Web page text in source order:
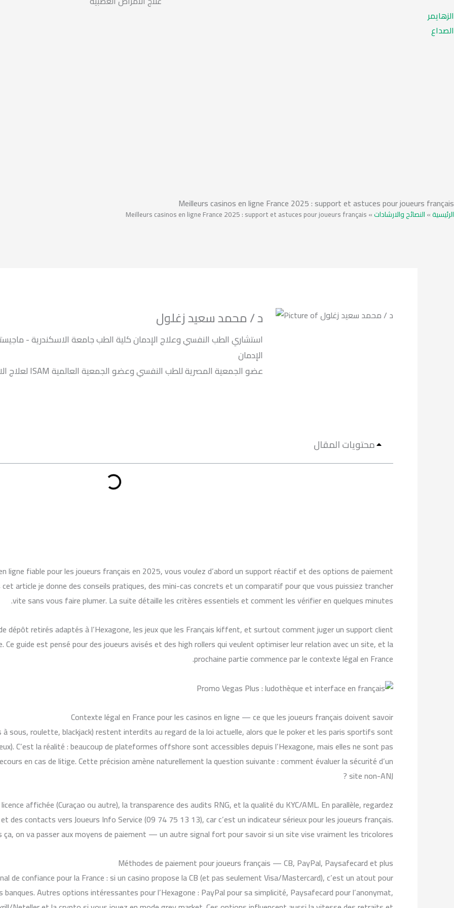
الزهايمر
الصداع
Meilleurs casinos en ligne France 2025 : support et astuces pour joueurs français
الرئيسية»النصائح والارشادات»
Meilleurs casinos en ligne France 2025 : support et astuces pour joueurs français
د / محمد سعيد زغلول
استشاري الطب النفسي وعلاج الإدمان كلية الطب جامعة الاسكندرية -
الإدمان
عضو الجمعية المصرية للطب النفسي وعضو الجمعية العالمية ISAM لعلاج الادمان.
محتويات المقال
ligne fiable pour les joueurs français en 2025, vous voulez d’abord un support réactif et des options de paiement
article je donne des conseils pratiques, des mini-cas concrets et un comparatif pour que vous puissiez trancher
vite sans vous faire plumer. La suite détaille les critères essentiels et comment les vérifier en quelques minutes.
dépôt retirés adaptés à l’Hexagone, les jeux que les Français kiffent, et surtout comment juger un support client
Ce guide est pensé pour des joueurs avisés et des high rollers qui veulent optimiser leur relation avec un site, et la
prochaine partie commence par le contexte légal en France.
Contexte légal en France pour les casinos en ligne — ce que les joueurs français doivent savoir
à sous, roulette, blackjack) restent interdits au regard de la loi actuelle, alors que le poker et les paris sportifs sont
C’est la réalité : beaucoup de plateformes offshore sont accessibles depuis l’Hexagone, mais elles ne sont pas
en cas de litige. Cette précision amène naturellement la question suivante : comment évaluer la sécurité d’un
site non-ANJ ?
affichée (Curaçao ou autre), la transparence des audits RNG, et la qualité du KYC/AML. En parallèle, regardez
des contacts vers Joueurs Info Service (09 74 75 13 13), car c’est un indicateur sérieux pour les joueurs français.
ça, on va passer aux moyens de paiement — un autre signal fort pour savoir si un site vise vraiment les tricolores.
Méthodes de paiement pour joueurs français — CB, PayPal, Paysafecard et plus
de confiance pour la France : si un casino propose la CB (et pas seulement Visa/Mastercard), c’est un atout pour
Autres options intéressantes pour l’Hexagone : PayPal pour sa simplicité, Paysafecard pour l’anonymat,